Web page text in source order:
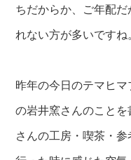
ちだからか、ご年配
れない方が多いですね。
昨年の今日のテマヒ
の岩井窯さんのこと
さんの工房・喫茶 ・